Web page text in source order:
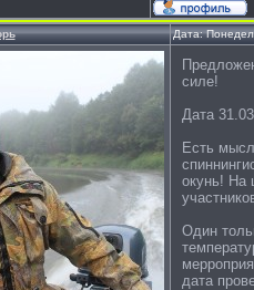
Дата:
силе!
Дата
Есть
окунь! На
Один
дата